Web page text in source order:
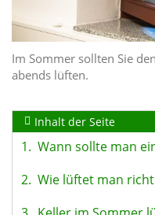
Im Sommer sollten Sie
abends lüften.
Inhalt der Seite
1. Wann sollte man
2. Wie lüftet man